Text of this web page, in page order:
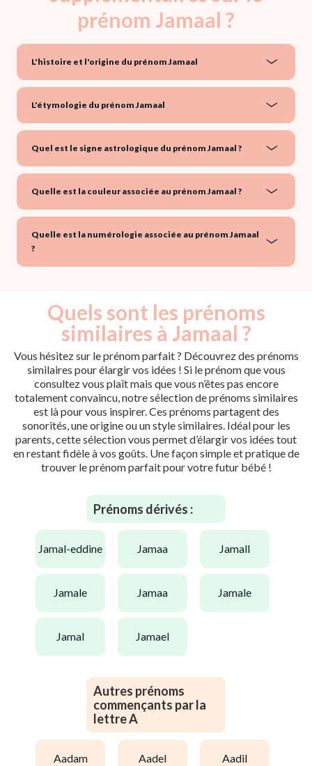
prénom Jamaal ?
L'histoire et l'origine du prénom Jamaal
L'étymologie du prénom Jamaal
Quel est le signe astrologique du prénom Jamaal ?
Quelle est la couleur associée au prénom Jamaal ?
Quelle est la numérologie associée au prénom Jamaal
?
Quels sont les prénoms
similaires à Jamaal ?
Vous hésitez sur le prénom parfait ? Découvrez des prénoms
similaires pour élargir vos idées ! Si le prénom que vous
consultez vous plaît mais que vous n’êtes pas encore
totalement convaincu, notre sélection de prénoms similaires
est là pour vous inspirer. Ces prénoms partagent des
sonorités, une origine ou un style similaires. Idéal pour les
parents, cette sélection vous permet d’élargir vos idées tout
en restant fidèle à vos goûts. Une façon simple et pratique de
trouver le prénom parfait pour votre futur bébé !
Prénoms dérivés :
jamal-eddine jamaa jamall
jamale jamaa jamale
jamal jamael
Autres prénoms
commençants par la
lettre A
aadam aadel aadil